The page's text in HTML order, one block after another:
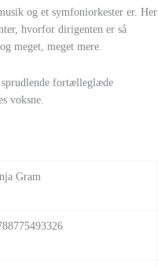
og et symfoniorkester er. Her
hvorfor dirigenten er så
meget, meget mere.
fortælleglæde
voksne.
Gram